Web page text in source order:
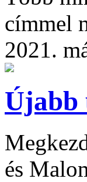
címmel
2021.
Újabb
és